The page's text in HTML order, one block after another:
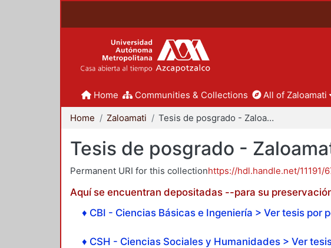
Home Communities & Collections All of Zaloamati
Home Zaloamati Tesis de posgrado - Zaloamati
Tesis de posgrado -
Permanent URI for this collectionhttps://hdl.handle.net/11191/
Aquí se encuentran depositadas --para su
♦ CBI - Ciencias Básicas e Ingeniería > Ver tesis por
♦ CSH - Ciencias Sociales y Humanidades > Ver